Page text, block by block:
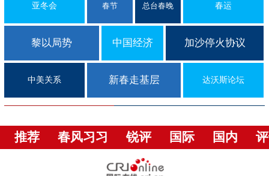
亚冬会 春节 总台春晚 春运
黎以局势 中国经济 加沙停火协议
中美关系 新春走基层 达沃斯论坛
推荐 春风习习 锐评 国际 国内